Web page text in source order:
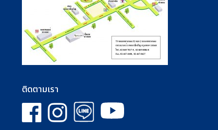
ติดตามเรา